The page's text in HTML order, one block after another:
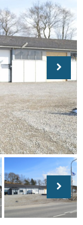
Next
Next